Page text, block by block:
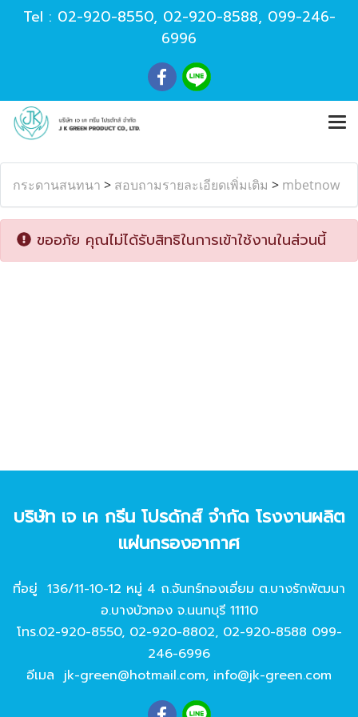
Tel : 02-920-8550, 02-920-8588, 099-246-
6996
กระดานสนทนา > สอบถามรายละเอียดเพิ่มเติม > mbetnow
ขออภัย คุณไม่ได้รับสิทธิในการเข้าใช้งานในส่วนนี้
บริษัท เจ เค กรีน โปรดักส์ จํากัด โรงงานผลิต
แผ่นกรองอากาศ
ที่อยู่ 136/11-10-12 หมู่ 4 ถ.จันทร์ทองเอี่ยม ต.บางรักพัฒนา
อ.บางบัวทอง จ.นนทบุรี 11110
โทร.02-920-8550, 02-920-8802, 02-920-8588 099-
246-6996
อีเมล jk-green@hotmail.com, info@jk-green.com